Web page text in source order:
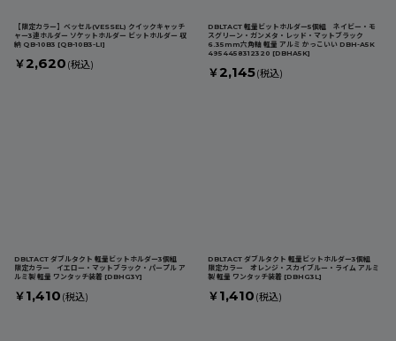
【限定カラー】ベッセル(VESSEL) クイックキャッチ
ャー3連ホルダー ソケットホルダー ビットホルダー 収
納 QB-10B3 [QB-10B3-LI]
￥ 2,620 (税込)
DBLTACT 軽量ビットホルダー5個組 ネイビー・モ
スグリーン・ガンメタ・レッド・マットブラック
6.35mm六角軸 軽量 アルミ かっこいい DBH-A5K
4954458312320 [DBHA5K]
￥ 2,145(税込)
DBLTACT ダブルタクト 軽量ビットホルダー3個組
限定カラー イエロー・マットブラック・パープル ア
ルミ製 軽量 ワンタッチ装着 [DBHG3Y]
￥ 1,410 (税込)
DBLTACT ダブルタクト 軽量ビットホルダー3個組
限定カラー オレンジ・スカイブルー・ライム アルミ
製 軽量 ワンタッチ装着 [DBHG3L ]
￥ 1,410 (税込)